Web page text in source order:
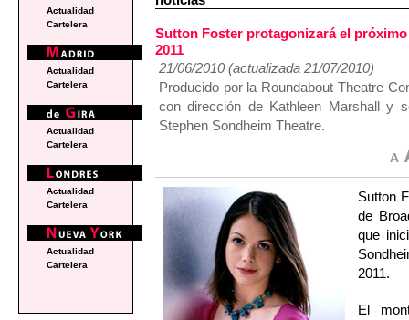
Sutton Foster protagonizará el
2011
21/06/2010 (actualizada 21/07/2010)
Producido por la Roundabout Theatre
con dirección de Kathleen Marshall y
Stephen Sondheim Theatre.
Sutton
de
que
2011.
El
Actualidad
Cartelera
Actualidad
Cartelera
Actualidad
Cartelera
Actualidad
Cartelera
Actualidad
Cartelera